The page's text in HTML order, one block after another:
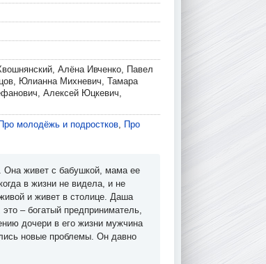
Алёна Ивченко, Павел
Юлианна Михневич, Тамара
Алексей Юцкевич,
Про молодёжь и подростков, Про
Она живет с бабушкой, мама ее
в жизни не видела, и не
и живет в столице. Даша
– богатый предприниматель,
дочери в его жизни мужчина
новые проблемы. Он давно